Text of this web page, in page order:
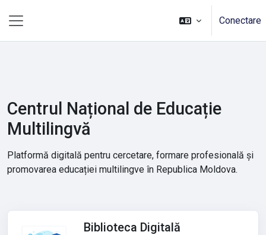
Conectare
Centrul Național de Educație
Multilingvă
Platformă digitală pentru cercetare, formare profesională și
promovarea educației multilingve în Republica Moldova.
Biblioteca Digitală